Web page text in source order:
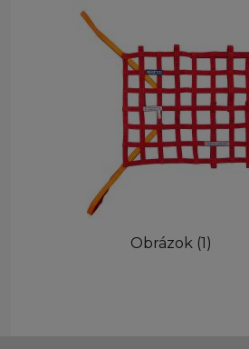
Obrázok (1)